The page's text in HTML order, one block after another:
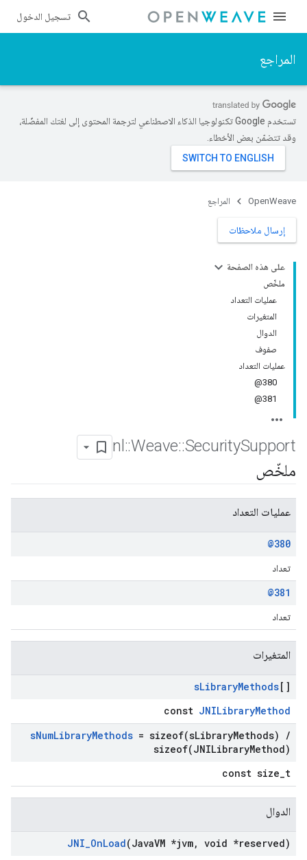
تسجيل الدخول
المراجع
تستخدم Google تكنولوجيا الذكاء الاصطناعي لترجمة المحتوى إلى لغتك المفضّلة،
وقد تتضمّن بعض الأخطاء.
OpenWeave المراجع
إرسال ملاحظات
على هذه الصفحة
ملخّص
عمليات التعداد
المتغيرات
الدوال
صفوف
عمليات التعداد
380@
381@
nl ::Weave::SecuritySupport
ملخّص
عمليات التعداد
@380
تعداد
@381
تعداد
المتغيرات
sLibraryMethods[]
const JNILibraryMethod
sNumLibraryMethods = sizeof(sLibraryMethods)
/
sizeof(JNILibraryMethod)
const size_t
الدوال
JNI_OnLoad(JavaVM *jvm, void *reserved)